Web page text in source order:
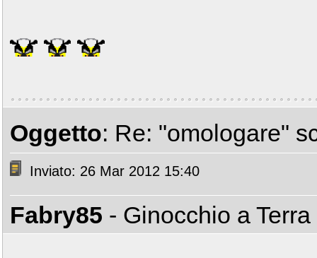
Oggetto: Re: "omologare"
Inviato: 26 Mar 2012 15:40
Fabry85 - Ginocchio a Terra